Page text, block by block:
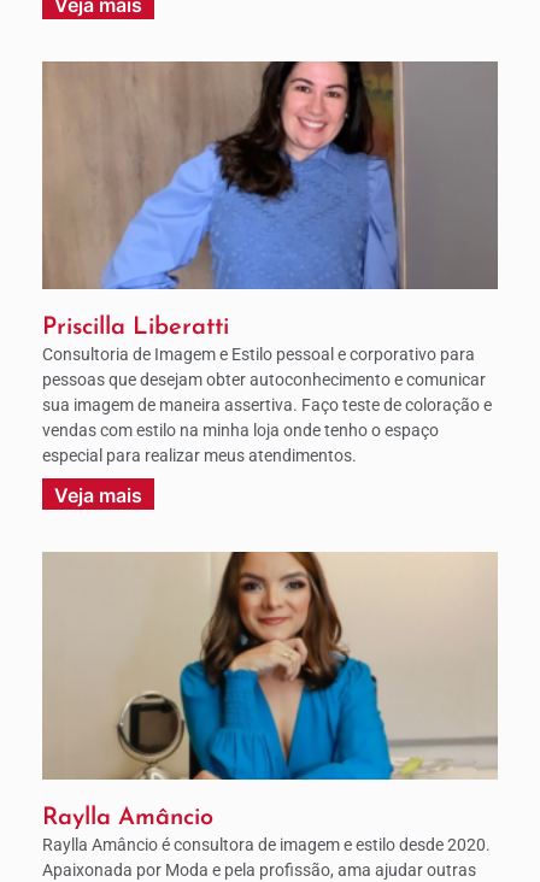
Veja mais
Priscilla Liberatti
Consultoria de Imagem e Estilo pessoal e corporativo para
pessoas que desejam obter autoconhecimento e comunicar
sua imagem de maneira assertiva. Faço teste de coloração e
vendas com estilo na minha loja onde tenho o espaço
especial para realizar meus atendimentos.
Veja mais
Raylla Amâncio
Raylla Amâncio é consultora de imagem e estilo desde 2020.
Apaixonada por Moda e pela profissão, ama ajudar outras